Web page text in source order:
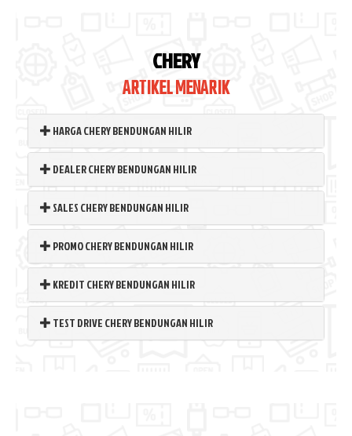
CHERY
ARTIKEL MENARIK
HARGA CHERY BENDUNGAN HILIR
DEALER CHERY BENDUNGAN HILIR
SALES CHERY BENDUNGAN HILIR
PROMO CHERY BENDUNGAN HILIR
KREDIT CHERY BENDUNGAN HILIR
TEST DRIVE CHERY BENDUNGAN HILIR